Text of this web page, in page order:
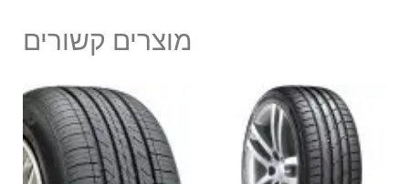
מוצרים קשורים